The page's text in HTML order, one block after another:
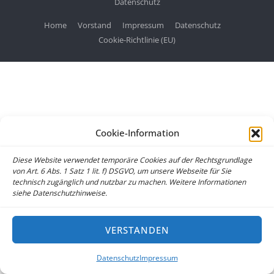
Cookie-Information
Diese Website verwendet temporäre Cookies auf der Rechtsgrundlage
von Art. 6 Abs. 1 Satz 1 lit. f) DSGVO, um unsere Webseite für Sie
technisch zugänglich und nutzbar zu machen. Weitere Informationen
siehe Datenschutzhinweise.
VERSTANDEN
DatenschutzImpressum
Home Vorstand Impressum
Datenschutz
Cookie-Richtlinie (EU)